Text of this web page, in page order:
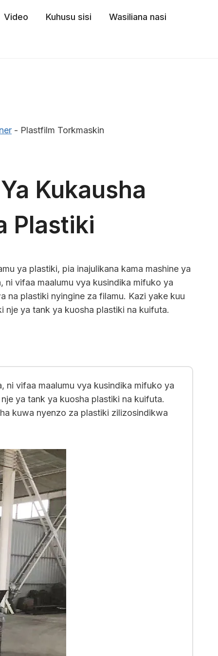
Video Kuhusu sisi Wasiliana nasi
- Plastfilm Torkmaskin
Kukausha
Plastiki
ya plastiki, pia inajulikana kama mashine ya
ni vifaa maalumu vya kusindika mifuko ya
na plastiki nyingine za filamu. Kazi yake kuu
nje ya tank ya kuosha plastiki na kuifuta.
ni vifaa maalumu vya kusindika mifuko ya
ya tank ya kuosha plastiki na kuifuta.
kuwa nyenzo za plastiki zilizosindikwa